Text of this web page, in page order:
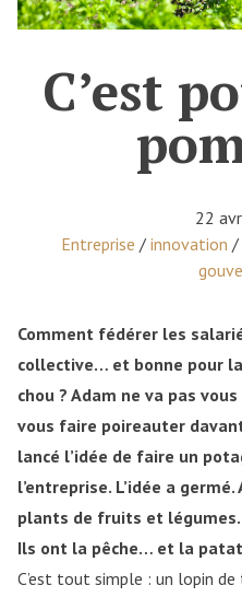
C’est
22
Posted in
Entreprise / innovation /
Comment fédérer les
collective… et bonne pour
chou ? Adam ne va pas
vous faire poireauter
lancé l’idée de faire un
l’entreprise. L’idée a
plants de fruits et légumes.
Ils ont la pêche… et la
C’est tout simple : un lopin